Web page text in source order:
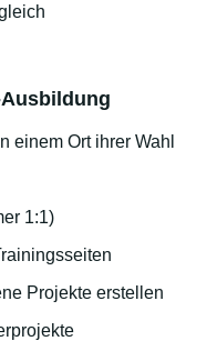
einem Ort ihrer Wahl
1:1)
Projekte erstellen